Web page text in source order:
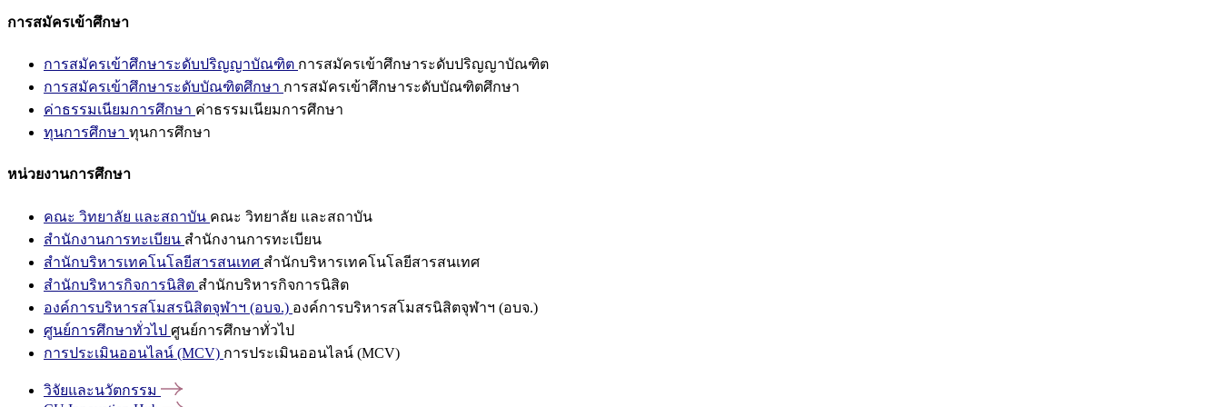
การสมัครเข้าศึกษา
การสมัครเข้าศึกษาระดับปริญญาบัณฑิต การสมัครเข้าศึกษาระดับปริญญาบัณฑิต
การสมัครเข้าศึกษาระดับบัณฑิตศึกษา การสมัครเข้าศึกษาระดับบัณฑิตศึกษา
ค่าธรรมเนียมการศึกษา ค่าธรรมเนียมการศึกษา
ทุนการศึกษา ทุนการศึกษา
หน่วยงานการศึกษา
คณะ วิทยาลัย และสถาบัน คณะ วิทยาลัย และสถาบัน
สำนักงานการทะเบียน สำนักงานการทะเบียน
สำนักบริหารเทคโนโลยีสารสนเทศ สำนักบริหารเทคโนโลยีสารสนเทศ
สำนักบริหารกิจการนิสิต สำนักบริหารกิจการนิสิต
องค์การบริหารสโมสรนิสิตจุฬาฯ (อบจ.) องค์การบริหารสโมสรนิสิตจุฬาฯ (อบจ.)
ศูนย์การศึกษาทั่วไป ศูนย์การศึกษาทั่วไป
การประเมินออนไลน์ (MCV) การประเมินออนไลน์ (MCV)
วิจัยและนวัตกรรม